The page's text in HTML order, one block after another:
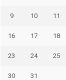
9 10 11
16 17 18
23 24 25
30
31